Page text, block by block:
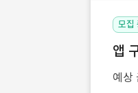
모집
앱
예상